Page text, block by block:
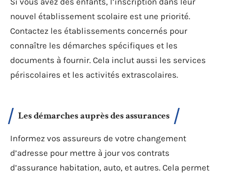
nouvel établissement scolaire est une priorité.
Contactez les établissements concernés pour
connaître les démarches spécifiques et les
documents à fournir. Cela inclut aussi les services
périscolaires et les activités extrascolaires.
Les démarches auprès des assurances
Informez vos assureurs de votre changement
d’adresse pour mettre à jour vos contrats
d’assurance habitation, auto, et autres. Cela permet